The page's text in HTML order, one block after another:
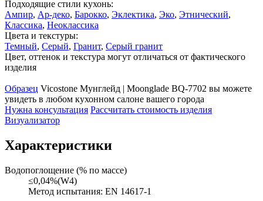
Подходящие стили кухонь:
Ампир, Ар-деко, Барокко, Эклектика, Эко, Этнический,
Классика, Неоклассика
Цвета и текстуры:
Темный, Серый, Гранит, Серый гранит
Цвет, оттенок и текстура могут отличаться от фактического
изделия
Образец Vicostone Мунглейд | Moonglade BQ-7702 вы можете
увидеть в любом кухонном салоне вашего города
Нужна консультация Рассчитать стоимость изделия
Визуализатор
Характеристики
Водопоглощение (% по массе)
≤0,04%(W4)
Метод испытания: EN 14617-1